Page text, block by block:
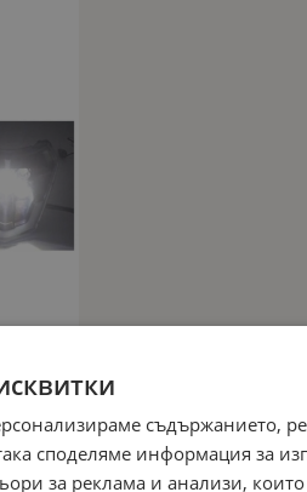
съдържанието,
споделяме информация за
за реклама и анализи,